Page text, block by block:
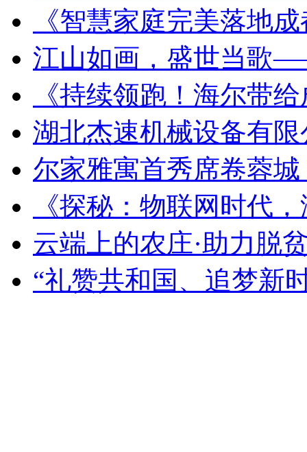
《智慧家庭完美落地
江山如画，盛世当歌
《持续领跑！海尔带
湖北杰速机械设备有限
尔家雅寓首秀席卷蓉
《探秘：物联网时代
云端上的农庄·助力脱
“礼赞共和国、追梦